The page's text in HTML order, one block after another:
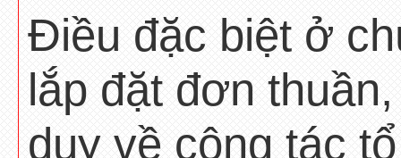
Điều đặc biệt ở
lắp đặt đơn
duy về công tác